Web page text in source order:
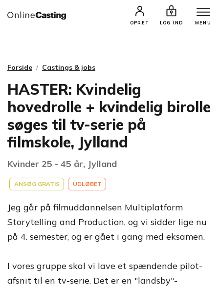
OPRET LOG IND MENU
CASTINGS & JOBS SØG PROFIL
Forside Castings & jobs
HASTER: Kvindelig
hovedrolle + kvindelig birolle
søges til tv-serie på
filmskole, Jylland
Kvinder 25 - 45 år, Jylland
ANSØG GRATIS UDLØBET
Jeg går på filmuddannelsen Multiplatform
Storytelling and Production, og vi sidder lige nu
på 4. semester, og er gået i gang med eksamen.
I vores gruppe skal vi lave et spændende pilot-
afsnit til en tv-serie. Det er en "landsby"-